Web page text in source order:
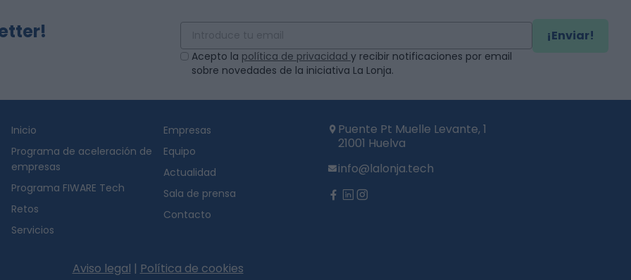
Acepto la política de privacidad y recibir notificaciones por email
sobre novedades de la iniciativa La Lonja.
¡Enviar!
Inicio
Programa de aceleración de
empresas
Programa FIWARE Tech
Retos
Servicios
Empresas
Equipo
Actualidad
Sala de prensa
Contacto
Puente Pt Muelle Levante, 1
21001 Huelva
info@lalonja.tech
twitter
facebook
linkedin
Aviso legal | Política de cookies